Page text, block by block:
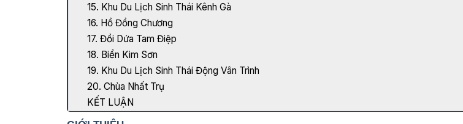
15. Khu Du Lịch Sinh Thái Kênh Gà
16. Hồ Đồng Chương
17. Đồi Dứa Tam Điệp
18. Biển Kim Sơn
19. Khu Du Lịch Sinh Thái Động Vân Trình
20. Chùa Nhất Trụ
KẾT LUẬN